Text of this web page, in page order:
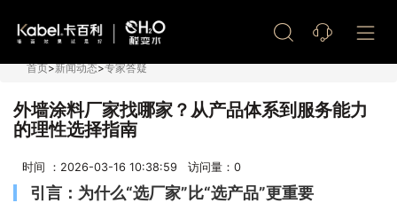
首页>新闻动态>专家答疑
外墙涂料厂家找哪家？从产品体系到服务能力
的理性选择指南
时间 ：2026-03-16 10:38:59 访问量： 0
引言：为什么“选厂家”比“选产品”更重要